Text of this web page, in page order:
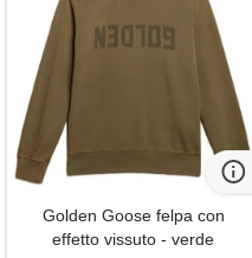
Golden Goose felpa con
effetto vissuto - verde